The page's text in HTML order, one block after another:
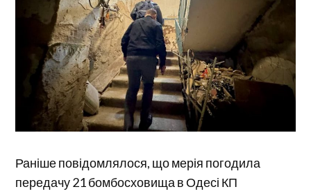
Раніше повідомлялося, що мерія погодила
передачу 21 бомбосховища в Одесі КП